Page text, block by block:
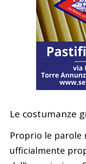
Le costumanze
Proprio le parole
ufficialmente